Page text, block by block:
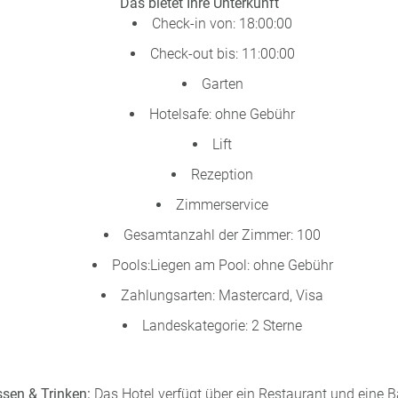
Check-in von: 18:00:00
Check-out bis: 11:00:00
Garten
Hotelsafe: ohne Gebühr
Lift
Rezeption
Zimmerservice
Gesamtanzahl der Zimmer: 100
Pools:Liegen am Pool: ohne Gebühr
Zahlungsarten: Mastercard, Visa
Landeskategorie: 2 Sterne
& Trinken: Das Hotel verfügt über ein Restaurant und eine